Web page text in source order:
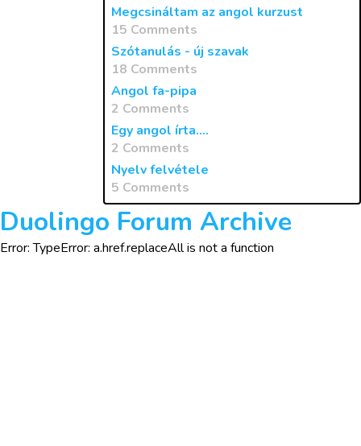
Megcsináltam az angol kurzust
15 Comments
Szótanulás - új szavak
18 Comments
Angol fa-pipa
2 Comments
Egy angol írta....
2 Comments
Nyelv felvétele
5 Comments
Duolingo Forum Archive
Error: TypeError: a.href.replaceAll is not a function